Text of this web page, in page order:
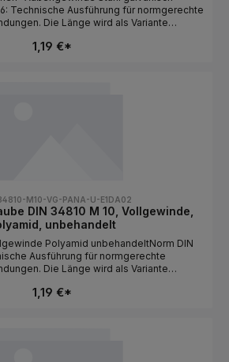
Technische Ausführung für normgerechte
Die Länge wird als Variante
1,19 €*
M10-VG-PANA-U-E1DA02
DIN 34810 M 10, Vollgewinde,
unbehandelt
Polyamid unbehandeltNorm DIN
Ausführung für normgerechte
Die Länge wird als Variante
1,19 €*